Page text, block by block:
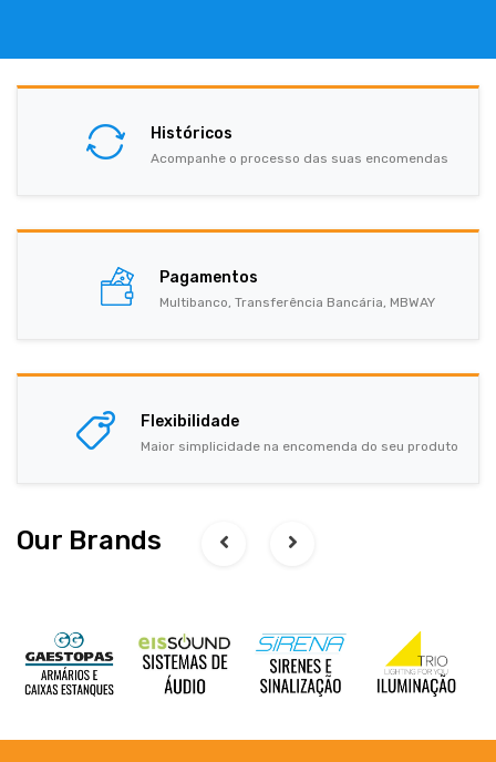
Históricos
Acompanhe o processo das suas encomendas
Pagamentos
Multibanco, Transferência Bancária, MBWAY
Flexibilidade
Maior simplicidade na encomenda do seu produto
Our Brands